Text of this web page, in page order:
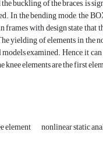
the buckling of the braces, is
In the bending mode, the
with design state that
yielding of elements in the
examined. Hence, it
knee elements are the first
element nonlinear static